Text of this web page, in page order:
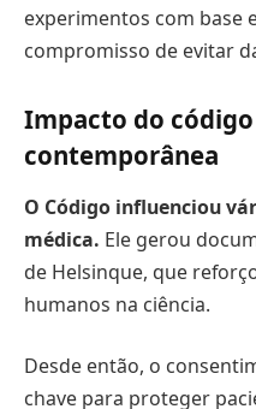
experimentos com base
compromisso de evitar
Impacto do
contemporânea
O Código influenciou
médica. Ele gerou
de Helsinque, que
humanos na ciência.
Desde então, o
chave para proteger